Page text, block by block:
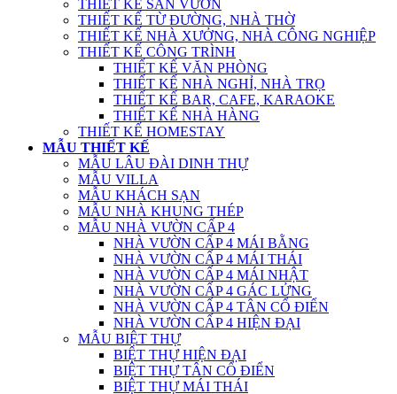
THIẾT KẾ SÂN VƯỜN
THIẾT KẾ TỪ ĐƯỜNG, NHÀ THỜ
THIẾT KẾ NHÀ XƯỞNG, NHÀ CÔNG NGHIỆP
THIẾT KẾ CÔNG TRÌNH
THIẾT KẾ VĂN PHÒNG
THIẾT KẾ NHÀ NGHỈ, NHÀ TRỌ
THIẾT KẾ BAR, CAFE, KARAOKE
THIẾT KẾ NHÀ HÀNG
THIẾT KẾ HOMESTAY
MẪU THIẾT KẾ
MẪU LÂU ĐÀI DINH THỰ
MẪU VILLA
MẪU KHÁCH SẠN
MẪU NHÀ KHUNG THÉP
MẪU NHÀ VƯỜN CẤP 4
NHÀ VƯỜN CẤP 4 MÁI BẰNG
NHÀ VƯỜN CẤP 4 MÁI THÁI
NHÀ VƯỜN CẤP 4 MÁI NHẬT
NHÀ VƯỜN CẤP 4 GÁC LỬNG
NHÀ VƯỜN CẤP 4 TÂN CỔ ĐIỂN
NHÀ VƯỜN CẤP 4 HIỆN ĐẠI
MẪU BIỆT THỰ
BIỆT THỰ HIỆN ĐẠI
BIỆT THỰ TÂN CỔ ĐIỂN
BIỆT THỰ MÁI THÁI